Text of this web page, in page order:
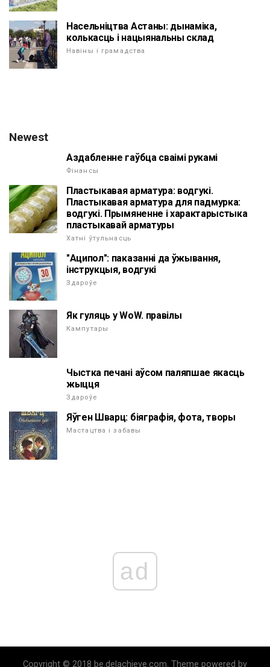
Насельніцтва Астаны: дынаміка,
колькасць і нацыянальны склад
Навіны і грамадства
Newest
Аздабленне гаўбца сваімі рукамі
Фінансы
Пластыкавая арматура: водгукі.
Пластыкавая арматура для падмурка:
водгукі. Прымяненне і характарыстыка
пластыкавай арматуры
Хатні ўтульнасць
"Аципол": паказанні да ўжывання,
інструкцыя, водгукі
Здароўе
Як гуляць у WoW. правілы
Кампутары
Чыстка печані аўсом паляпшае якасць
жыцця
Здароўе
Яўген Шварц: біяграфія, фота, творы
Мастацтва і забавы
ad
Copyright © 2018 be.delachieve.com. Theme powered by